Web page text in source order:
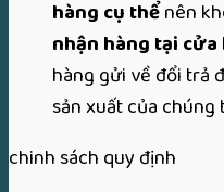
hàng cụ thểnên
nhận hàng tại cửa
hàng gửi về đổi trả
sản xuất của chúng
chinh sách quy định